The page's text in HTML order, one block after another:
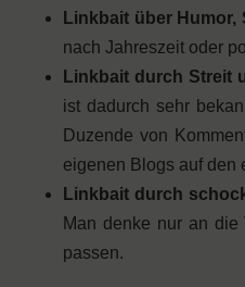
Linkbait über
nach Jahreszeit oder
Linkbait durch Streit
ist dadurch sehr
Duzende von
eigenen Blogs auf den
Linkbait durch
Man denke nur an
passen.